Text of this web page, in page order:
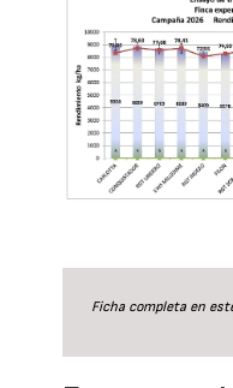
Ficha completa en